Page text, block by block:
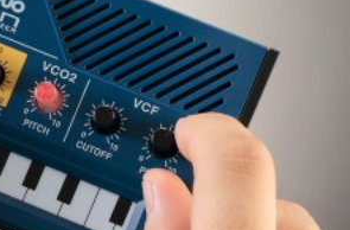
رویدادها
پشتیبانی